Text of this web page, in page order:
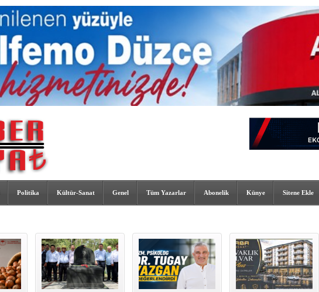
Politika Kültür-Sanat Genel Tüm Yazarlar Abonelik Künye Sitene Ekle